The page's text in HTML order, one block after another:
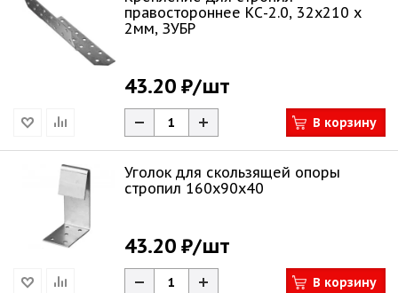
правостороннее КС-2.0, 32х210 х
2мм, ЗУБР
43.20 ₽/шт
В корзину
Уголок для скользящей опоры
стропил 160х90х40
43.20 ₽/шт
В корзину